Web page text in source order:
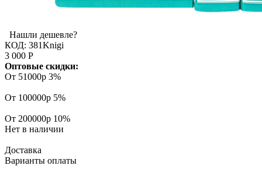
Нашли дешевле?
КОД: 381Knigi
3 000 Р
Оптовые скидки:
От 51000р 3%
От 100000р 5%
От 200000р 10%
Нет в наличии
Доставка
Варианты оплаты